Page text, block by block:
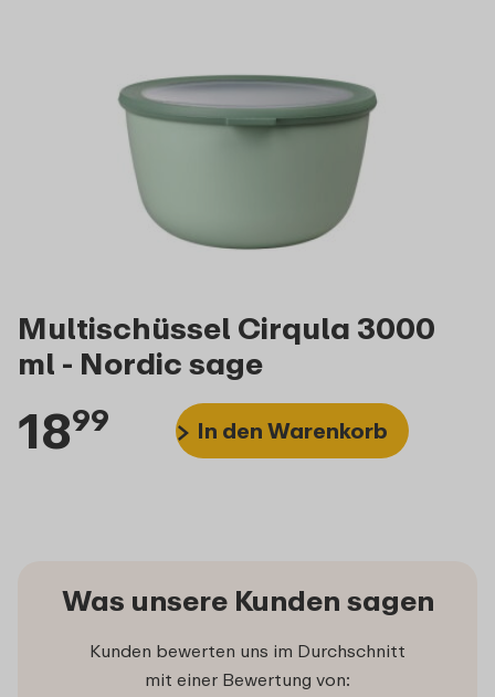
Multischüssel Cirqula 3000
ml - Nordic sage
1899 In den Warenkorb
Was unsere Kunden sagen
Kunden bewerten uns im Durchschnitt
mit einer Bewertung von: